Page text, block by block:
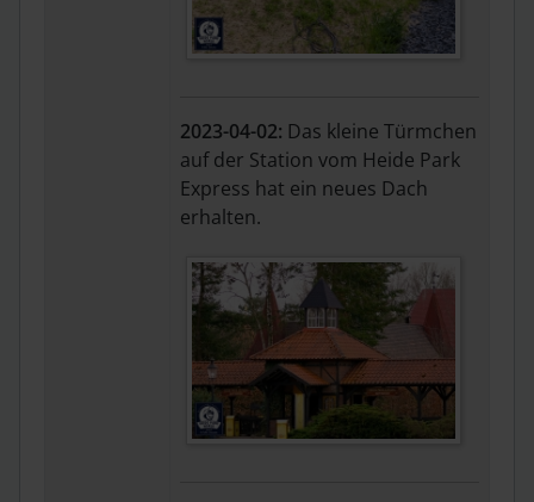
2023-04-02: Das kleine Türmchen
auf der Station vom Heide Park
Express hat ein neues Dach
erhalten.